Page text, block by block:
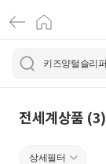
키
즈
털
전세계상품 (3)
상세필터